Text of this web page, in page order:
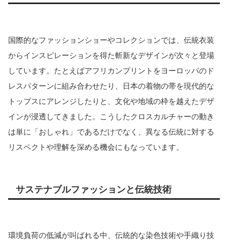
国際的なファッションショーやコレクションでは、伝統衣装
からインスピレーションを得た斬新なデザインが次々と登場
しています。たとえばアフリカンプリントをヨーロッパのド
レスパターンに組み合わせたり、日本の着物の帯を現代的な
トップスにアレンジしたりと、文化や地域の枠を越えたデザ
インが浸透してきました。こうしたクロスカルチャーの動き
は単に「おしゃれ」であるだけでなく、異なる伝統に対する
リスペクトや理解を深める機会にもなっています。
サステナブルファッションと伝統技術
環境負荷の低減が叫ばれる中、伝統的な染色技術や手織り技